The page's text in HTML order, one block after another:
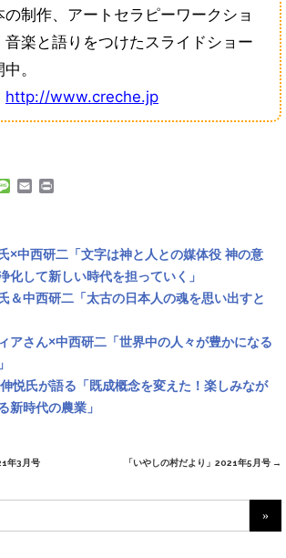
の制作、アートセラピーワークショ
音楽と語りをつけたスライドショー
。
http://www.creche.jp
M
g
e
E
×中西研二「文字は神と人との媒体役 神の意
化して新しい時代を担っていく」
＆中西研二「太古の日本人の魂を思い出すと
アさん×中西研二「世界中の人々が豊かになる
悦氏が語る「既成概念を変えた！楽しみなが
新時代の農業」
年3月号 「いやしの村だより」2021年5月号 →